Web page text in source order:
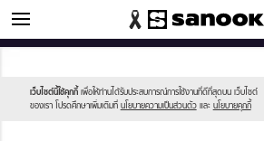
ข่าวบันเทิง
เว็บไซต์นี้ใช้คุกกี้ เพื่อให้ท่านได้รับประสบการณ์การใช้งานที่ดีที่สุดบน เว็บไซต์
ของเรา โปรดศึกษาเพิ่มเติมที่ นโยบายความเป็นส่วนตัว และ นโยบายคุกกี้
sanook.png
image.jpg